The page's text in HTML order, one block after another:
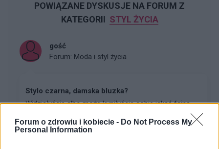
Forum o zdrowiu i kobiecie - Do Not Process My
Personal Information
POWIĄZANE DYSKUSJE NA FORUM Z
KATEGORII STYL ŻYCIA
gość
Forum: Moda i styl życia
Stylo czarna, damska bluzka?
Widziałyście albo może kupiłyście sobie jakąś fajną,
stylową, czarną bluzkę? Szukam, szukam i znaleźć nie
mogę a bardzo takiej potrzebuje :(